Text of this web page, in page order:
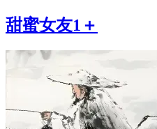
甜蜜女友1＋